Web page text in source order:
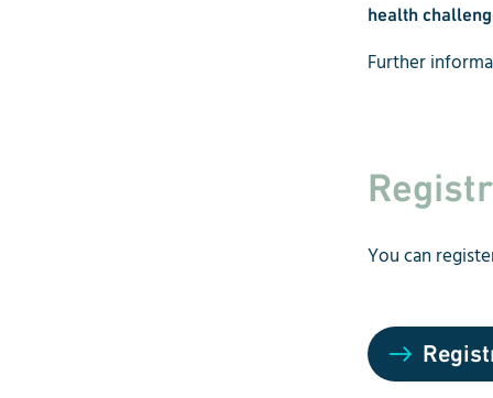
health
Further
You can